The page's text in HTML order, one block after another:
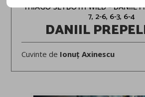
THIAGO SEYBOTH WILD – DANIIL
7, 2-6, 6-3, 6-4
DANIIL
Cuvinte de Ionuț Axinescu